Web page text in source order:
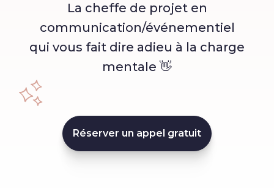
La cheffe de projet en
communication/événementiel
qui vous fait dire adieu à la charge
mentale 👋
Réserver un appel gratuit